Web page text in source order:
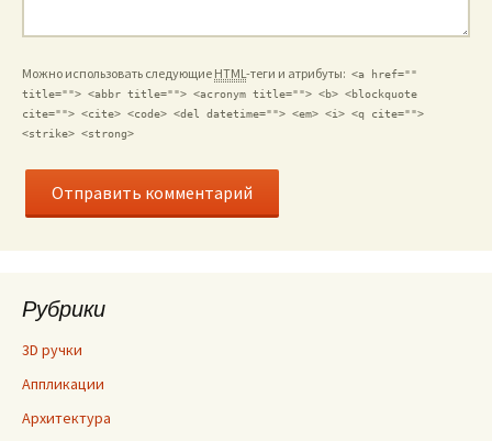
Можно использовать следующие HTML-теги и атрибуты: <a href=""
title=""> <abbr title=""> <acronym title=""> <b> <blockquote
cite=""> <cite> <code> <del datetime=""> <em> <i> <q cite="">
<strike> <strong>
Рубрики
3D ручки
Аппликации
Архитектура